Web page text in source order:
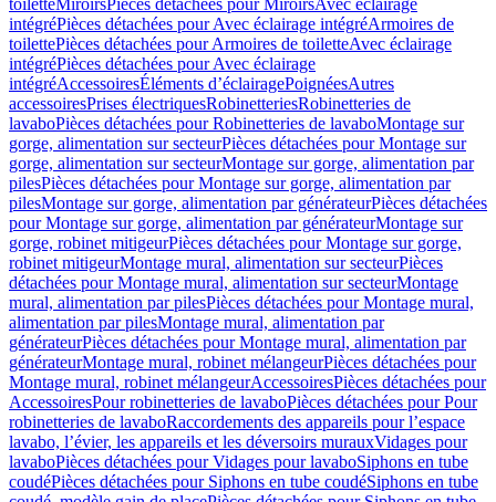
toiletteMiroirsPièces détachées pour MiroirsAvec éclairage
intégréPièces détachées pour Avec éclairage intégréArmoires de
toilettePièces détachées pour Armoires de toiletteAvec éclairage
intégréPièces détachées pour Avec éclairage
intégréAccessoiresÉléments d’éclairagePoignéesAutres
accessoiresPrises électriquesRobinetteriesRobinetteries de
lavaboPièces détachées pour Robinetteries de lavaboMontage sur
gorge, alimentation sur secteurPièces détachées pour Montage sur
gorge, alimentation sur secteurMontage sur gorge, alimentation par
pilesPièces détachées pour Montage sur gorge, alimentation par
pilesMontage sur gorge, alimentation par générateurPièces détachées
pour Montage sur gorge, alimentation par générateurMontage sur
gorge, robinet mitigeurPièces détachées pour Montage sur gorge,
robinet mitigeurMontage mural, alimentation sur secteurPièces
détachées pour Montage mural, alimentation sur secteurMontage
mural, alimentation par pilesPièces détachées pour Montage mural,
alimentation par pilesMontage mural, alimentation par
générateurPièces détachées pour Montage mural, alimentation par
générateurMontage mural, robinet mélangeurPièces détachées pour
Montage mural, robinet mélangeurAccessoiresPièces détachées pour
AccessoiresPour robinetteries de lavaboPièces détachées pour Pour
robinetteries de lavaboRaccordements des appareils pour l’espace
lavabo, l’évier, les appareils et les déversoirs murauxVidages pour
lavaboPièces détachées pour Vidages pour lavaboSiphons en tube
coudéPièces détachées pour Siphons en tube coudéSiphons en tube